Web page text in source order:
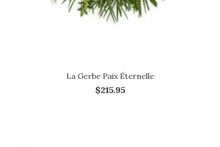
La Gerbe Paix Éternelle
$215.95